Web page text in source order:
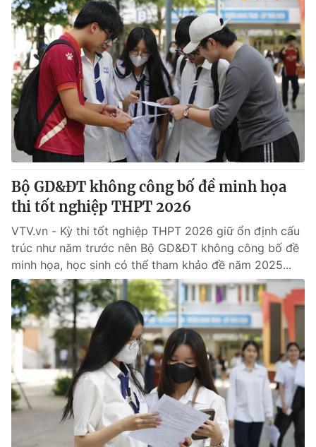
Bộ GD&ĐT không công bố đề minh họa
thi tốt nghiệp THPT 2026
VTV.vn - Kỳ thi tốt nghiệp THPT 2026 giữ ổn định cấu
trúc như năm trước nên Bộ GD&ĐT không công bố đề
minh họa, học sinh có thể tham khảo đề năm 2025...